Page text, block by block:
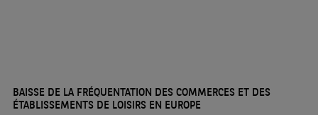
BAISSE DE LA FRÉQUENTATION DES COMMERCES ET DES
ÉTABLISSEMENTS DE LOISIRS EN EUROPE